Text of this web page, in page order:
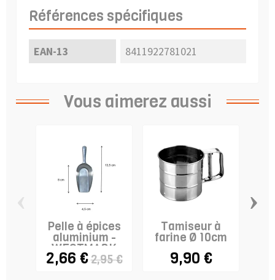
Références spécifiques
EAN-13 8411922781021
Vous aimerez aussi
Pelle à épices
aluminium -
WESTMARK
2,66 €2,95 €
Tamiseur à
farine Ø 10cm
9,90 €
›